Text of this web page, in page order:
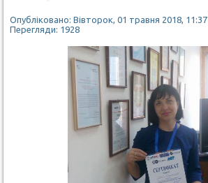
Опубліковано: Вівторок, 01 травня 2018, 11:37
Перегляди: 1928